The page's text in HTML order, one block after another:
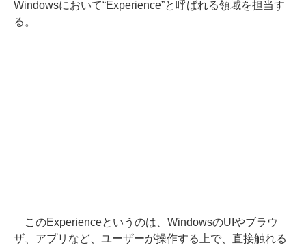
Windowsにおいて“Experience”と呼ばれる領域を担当す
る。
このExperienceというのは、WindowsのUIやブラウ
ザ、アプリなど、ユーザーが操作する上で、直接触れる